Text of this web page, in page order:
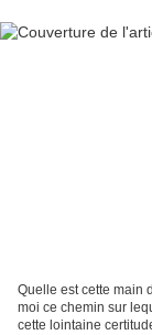
Quelle est cette main
moi ce chemin sur
cette lointaine